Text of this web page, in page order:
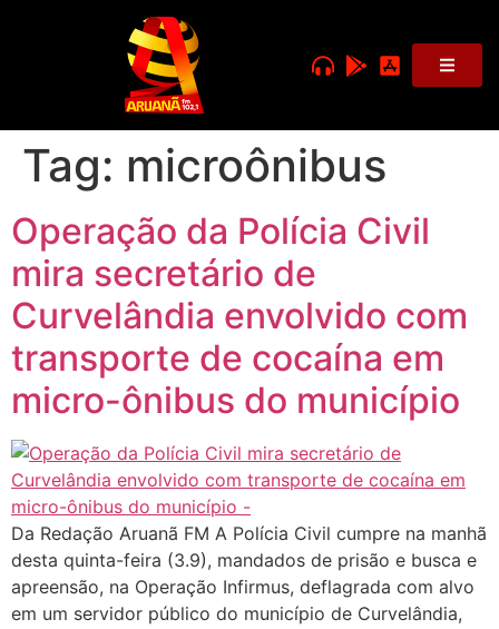
Tag: microônibus
Operação da Polícia Civil
mira secretário de
Curvelândia envolvido com
transporte de cocaína em
micro-ônibus do município
Da Redação Aruanã FM A Polícia Civil cumpre na manhã
desta quinta-feira (3.9), mandados de prisão e busca e
apreensão, na Operação Infirmus, deflagrada com alvo
em um servidor público do município de Curvelândia,